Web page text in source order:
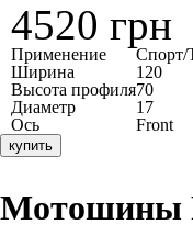
4520 грн
Применение
Спорт/
Ширина
120
Высота профиля70
Диаметр
17
Ось
Front
купить
Мотошины